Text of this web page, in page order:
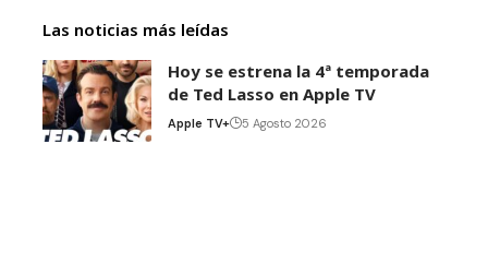
Las noticias más leídas
Hoy se estrena la 4ª temporada
de Ted Lasso en Apple TV
Apple TV+ 5 Agosto 2026